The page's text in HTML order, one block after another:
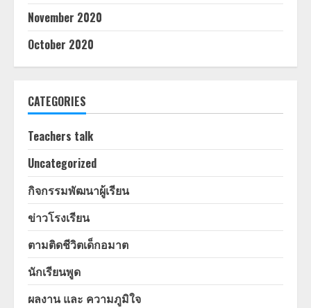
November 2020
October 2020
CATEGORIES
Teachers talk
Uncategorized
กิจกรรมพัฒนาผู้เรียน
ข่าวโรงเรียน
ตามติดชีวิตเด็กอมาต
นักเรียนพูด
ผลงาน และ ความภูมิใจ